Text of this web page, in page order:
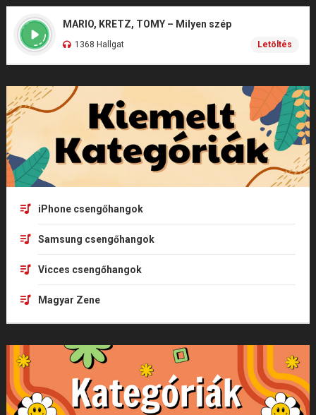
MARIO, KRETZ, TOMY – Milyen szép
1368 Hallgat Letöltés
iPhone csengőhangok
Samsung csengőhangok
Vicces csengőhangok
Magyar Zene